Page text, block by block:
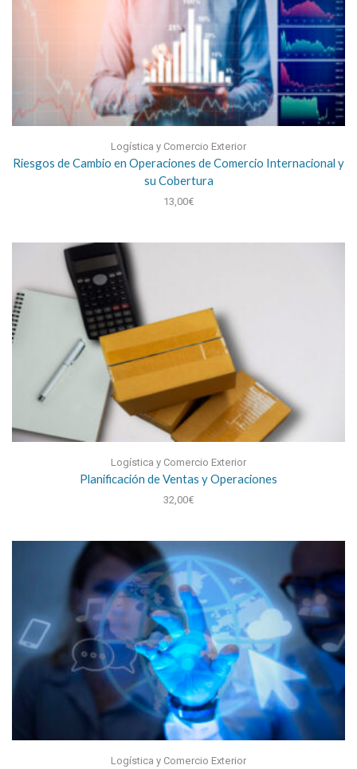
Logística y Comercio Exterior
Riesgos de Cambio en Operaciones de Comercio Internacional y
su Cobertura
13,00€
Logística y Comercio Exterior
Planificación de Ventas y Operaciones
32,00€
Logística y Comercio Exterior